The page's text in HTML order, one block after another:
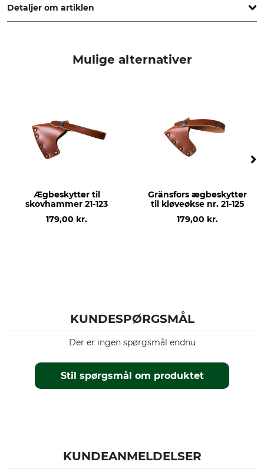
Detaljer om artiklen
Mulige alternativer
Ægbeskytter til
skovhammer 21-123
179,00 kr.
Gränsfors ægbeskytter
til kløveøkse nr. 21-125
179,00 kr.
KUNDESPØRGSMÅL
Stil spørgsmål om produktet
Der er ingen spørgsmål endnu
KUNDEANMELDELSER